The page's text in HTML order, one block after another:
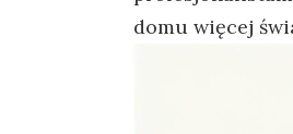
domu‌ więcej